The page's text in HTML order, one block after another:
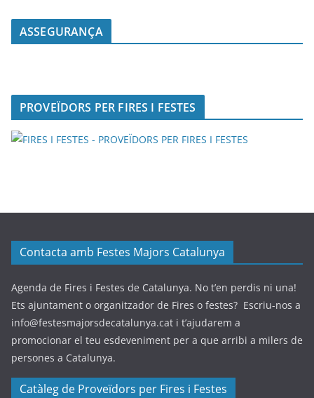
ASSEGURANÇA
PROVEÏDORS PER FIRES I FESTES
Contacta amb Festes Majors Catalunya
Agenda de Fires i Festes de Catalunya. No t’en perdis ni una!
Ets ajuntament o organitzador de Fires o festes? Escriu-nos a
info@festesmajorsdecatalunya.cat i t’ajudarem a
promocionar el teu esdeveniment per a que arribi a milers de
persones a Catalunya.
Catàleg de Proveïdors per Fires i Festes